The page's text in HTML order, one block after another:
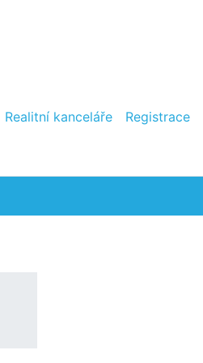
Realitní kanceláře Registrace